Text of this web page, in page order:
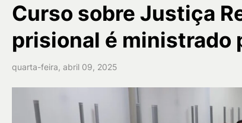
Curso sobre Justiça
prisional é ministrado
quarta-feira, abril 09, 2025